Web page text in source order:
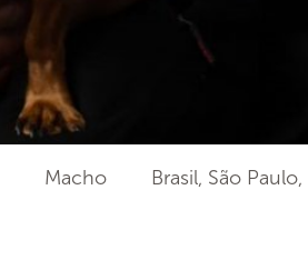
Macho Brasil, São Paulo,